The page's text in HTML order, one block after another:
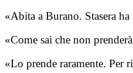
«Abita a Burano. Stasera
«Come sai che non
«Lo prende raramente. Per